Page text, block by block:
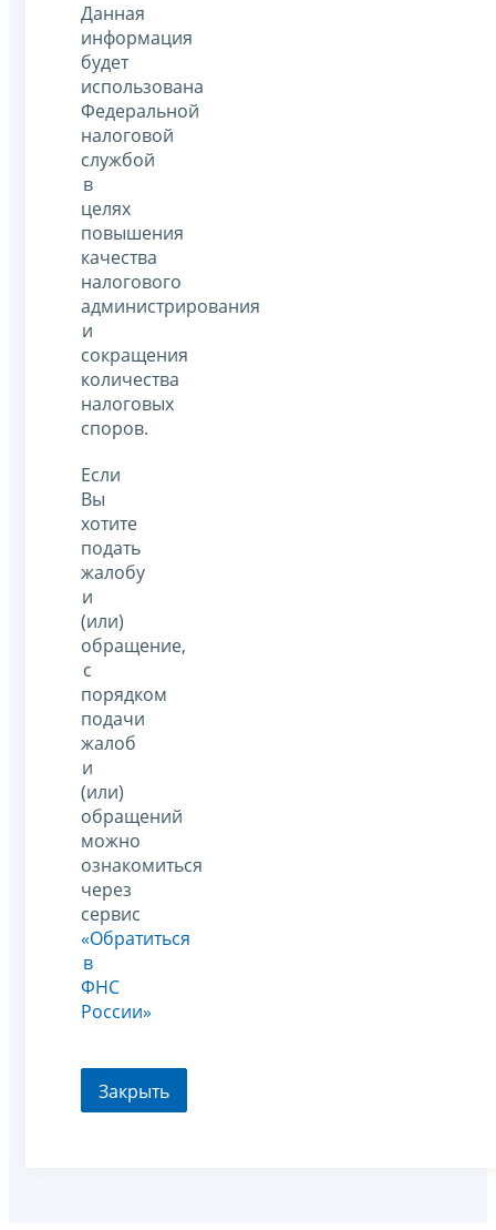
Данная
информация
будет
использована
Федеральной
налоговой
службой
в
целях
повышения
качества
налогового
администрирования
и
сокращения
количества
налоговых
споров.
Если
Вы
хотите
подать
жалобу
и
(или)
обращение,
с
порядком
подачи
жалоб
и
(или)
обращений
можно
ознакомиться
через
сервис
«Обратиться
в
ФНС
России»
Закрыть